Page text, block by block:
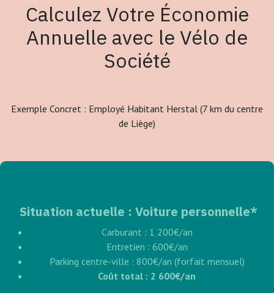
Calculez Votre Économie
Annuelle avec le Vélo de
Société
Exemple Concret : Employé Habitant Herstal (7 km du centre
de Liège)
Situation actuelle : Voiture personnelle*
Carburant : 1 200€/an
Entretien : 600€/an
Parking centre-ville : 800€/an (forfait mensuel)
Coût total : 2 600€/an